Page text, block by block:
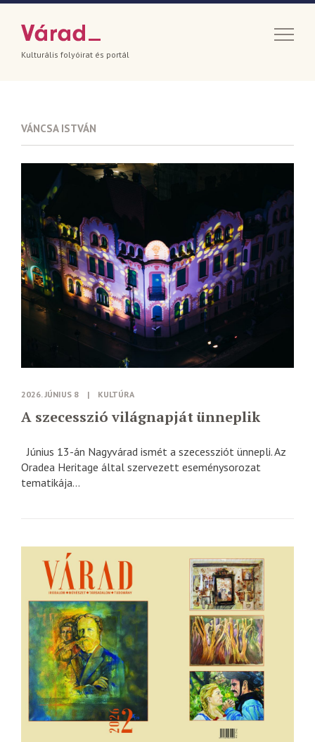
Kulturális folyóirat és portál
VÁNCSA ISTVÁN
2026. JÚNIUS 8 | KULTÚRA
A szecesszió világnapját ünneplik
Június 13-án Nagyvárad ismét a szecessziót ünnepli. Az
Oradea Heritage által szervezett eseménysorozat
tematikája...